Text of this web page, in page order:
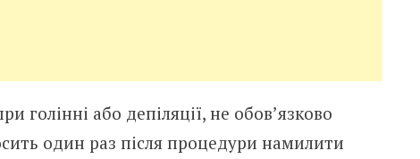
або депіляції, не обов’язково
один раз після процедури намилити